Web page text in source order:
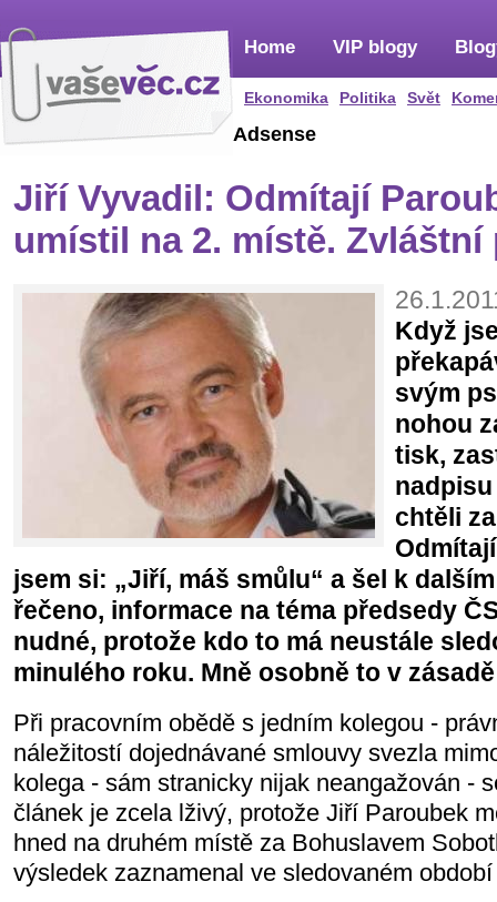
Home
Ekonomika Politika Svět
VIP blogy
Adsense
Jiří Vyvadil: Odmítají
umístil na 2. místě. Zvláštní
Když
svým
nohou
tisk,
chtěli
jsem si: „Jiří, máš smůlu“ a šel k
řečeno, informace na téma předsedy
nudné, protože kdo to má neustále
minulého roku. Mně osobně to v
Při pracovním obědě s jedním kolegou -
náležitostí dojednávané smlouvy svezla
kolega - sám stranicky nijak neangažován -
článek je zcela lživý, protože Jiří Paroubek
hned na druhém místě za Bohuslavem
výsledek zaznamenal ve sledovaném